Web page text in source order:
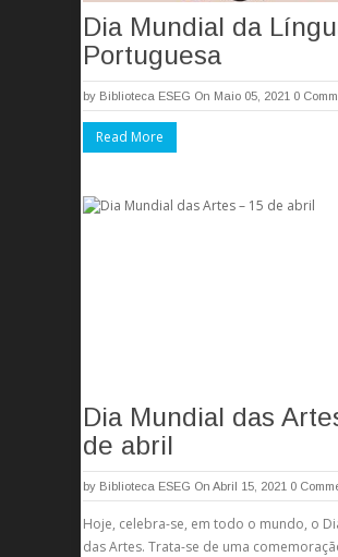
Dia Mundial da
Portuguesa
by Biblioteca ESEG On Maio 05, 2021 0
Read More
Dia Mundial das
de abril
by Biblioteca ESEG On Abril 15, 2021 0
Hoje, celebra-se, em todo o mundo, o
das Artes. Trata-se de uma